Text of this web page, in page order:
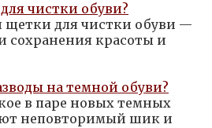
чистки обуви?
щетки для чистки обуви —
сохранения красоты и
на темной обуви?
в паре новых темных
неповторимый шик и